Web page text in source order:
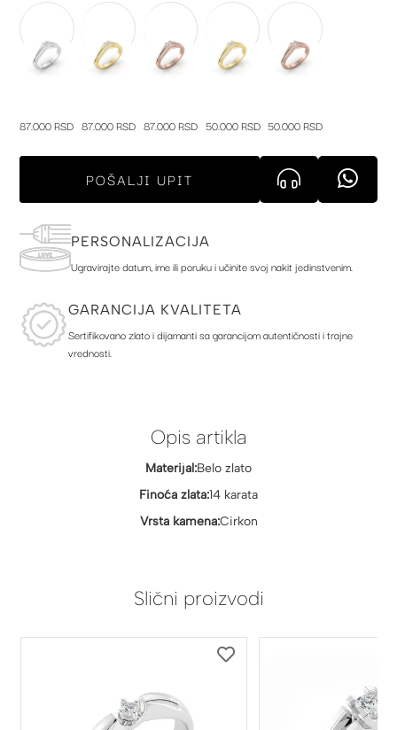
87.000 RSD 87.000 RSD 87.000 RSD 50.000 RSD 50.000 RSD
POŠALJI UPIT
PERSONALIZACIJA
Ugravirajte datum, ime ili poruku i učinite svoj nakit jedinstvenim.
GARANCIJA KVALITETA
Sertifikovano zlato i dijamanti sa garancijom autentičnosti i trajne
vrednosti.
Opis artikla
Materijal:Belo zlato
Finoća zlata:14 karata
Vrsta kamena:Cirkon
Slični proizvodi